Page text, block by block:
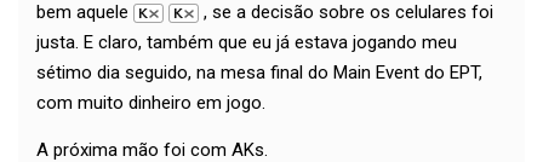
bem aquele
, se a decisão sobre os celulares foi
justa. E claro, também que eu já estava jogando meu
sétimo dia seguido, na mesa final do Main Event do EPT,
com muito dinheiro em jogo.
A próxima mão foi com AKs.